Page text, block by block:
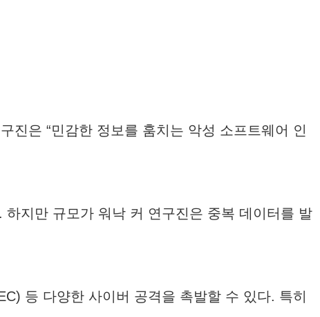
진은 “민감한 정보를 훔치는 악성 소프트웨어 인
지만 규모가 워낙 커 연구진은 중복 데이터를 발
등 다양한 사이버 공격을 촉발할 수 있다. 특히